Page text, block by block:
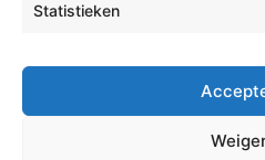
Statistieken
Roermond
Radio & TV